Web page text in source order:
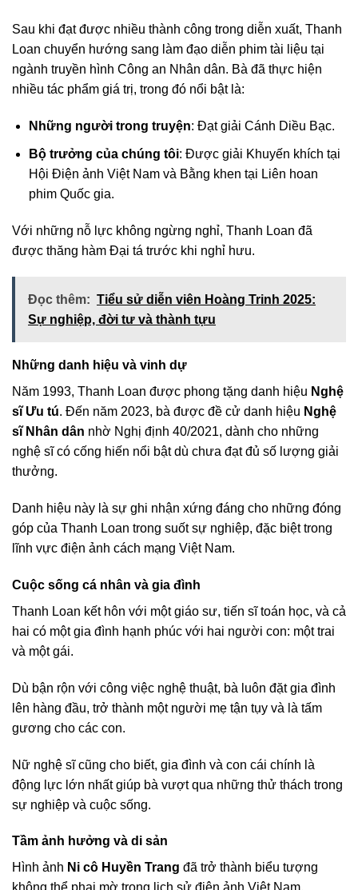
Sau khi đạt được nhiều thành công trong diễn xuất, Thanh
Loan chuyển hướng sang làm đạo diễn phim tài liệu tại
ngành truyền hình Công an Nhân dân. Bà đã thực hiện
nhiều tác phẩm giá trị, trong đó nổi bật là:
Những người trong truyện: Đạt giải Cánh Diều Bạc.
Bộ trưởng của chúng tôi: Được giải Khuyến khích tại
Hội Điện ảnh Việt Nam và Bằng khen tại Liên hoan
phim Quốc gia.
Với những nỗ lực không ngừng nghỉ, Thanh Loan đã
được thăng hàm Đại tá trước khi nghỉ hưu.
Đọc thêm: Tiểu sử diễn viên Hoàng Trinh 2025:
Sự nghiệp, đời tư và thành tựu
Những danh hiệu và vinh dự
Năm 1993, Thanh Loan được phong tặng danh hiệu Nghệ
sĩ Ưu tú. Đến năm 2023, bà được đề cử danh hiệu Nghệ
sĩ Nhân dân nhờ Nghị định 40/2021, dành cho những
nghệ sĩ có cống hiến nổi bật dù chưa đạt đủ số lượng giải
thưởng.
Danh hiệu này là sự ghi nhận xứng đáng cho những đóng
góp của Thanh Loan trong suốt sự nghiệp, đặc biệt trong
lĩnh vực điện ảnh cách mạng Việt Nam.
Cuộc sống cá nhân và gia đình
Thanh Loan kết hôn với một giáo sư, tiến sĩ toán học, và cả
hai có một gia đình hạnh phúc với hai người con: một trai
và một gái.
Dù bận rộn với công việc nghệ thuật, bà luôn đặt gia đình
lên hàng đầu, trở thành một người mẹ tận tụy và là tấm
gương cho các con.
Nữ nghệ sĩ cũng cho biết, gia đình và con cái chính là
động lực lớn nhất giúp bà vượt qua những thử thách trong
sự nghiệp và cuộc sống.
Tầm ảnh hưởng và di sản
Hình ảnh Ni cô Huyền Trang đã trở thành biểu tượng